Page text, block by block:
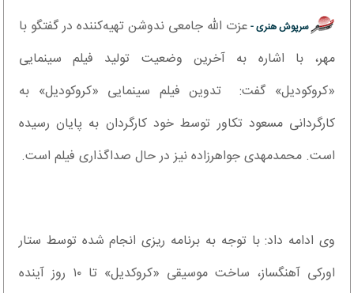
سرپوش هنری - عزت الله جامعی ندوشن تهیه‌کننده در گفتگو با
مهر، با اشاره به آخرین وضعیت تولید فیلم سینمایی
«کروکودیل» گفت: تدوین فیلم سینمایی «کروکودیل» به
کارگردانی مسعود تکاور توسط خود کارگردان به پایان رسیده
است. محمدمهدی جواهرزاده نیز در حال صداگذاری فیلم است.
وی ادامه داد: با توجه به برنامه ریزی انجام شده توسط ستار
اورکی آهنگساز، ساخت موسیقی «کروکدیل» تا ۱۰ روز آینده